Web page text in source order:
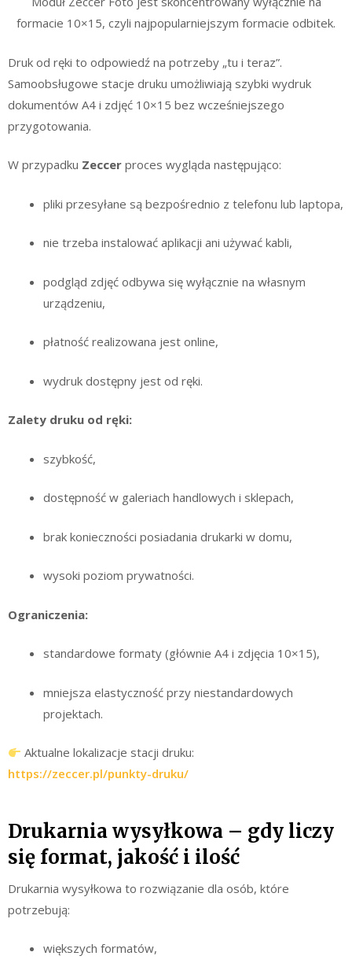
formacie 10×15, czyli najpopularniejszym formacie odbitek.
Druk od ręki to odpowiedź na potrzeby „tu i teraz”.
Samoobsługowe stacje druku umożliwiają szybki wydruk
dokumentów A4 i zdjęć 10×15 bez wcześniejszego
przygotowania.
W przypadku Zeccer proces wygląda następująco:
pliki przesyłane są bezpośrednio z telefonu lub laptopa,
nie trzeba instalować aplikacji ani używać kabli,
podgląd zdjęć odbywa się wyłącznie na własnym
urządzeniu,
płatność realizowana jest online,
wydruk dostępny jest od ręki.
Zalety druku od ręki:
szybkość,
dostępność w galeriach handlowych i sklepach,
brak konieczności posiadania drukarki w domu,
wysoki poziom prywatności.
Ograniczenia:
standardowe formaty (głównie A4 i zdjęcia 10×15),
mniejsza elastyczność przy niestandardowych
projektach.
Aktualne lokalizacje stacji druku:
https://zeccer.pl/punkty-druku/
Drukarnia wysyłkowa – gdy liczy
się format, jakość i ilość
Drukarnia wysyłkowa to rozwiązanie dla osób, które
potrzebują:
większych formatów,